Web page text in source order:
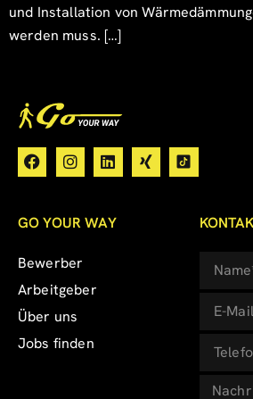
und Installation von
werden muss. […]
GO YOUR WAY
Bewerber
Arbeitgeber
Über uns
Jobs finden